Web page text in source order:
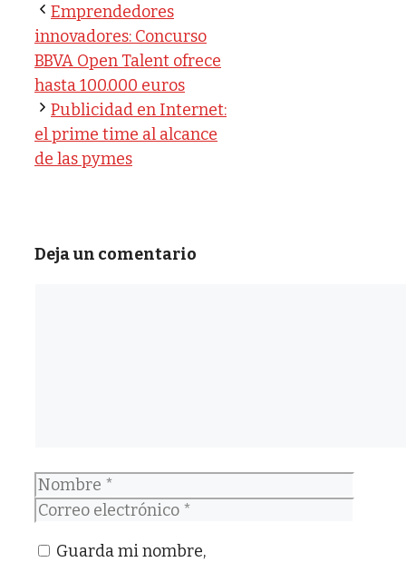
Emprendedores
innovadores: Concurso
BBVA Open Talent ofrece
hasta 100.000 euros
Publicidad en Internet:
el prime time al alcance
de las pymes
Deja un comentario
Nombre
Correo
Guarda mi nombre,